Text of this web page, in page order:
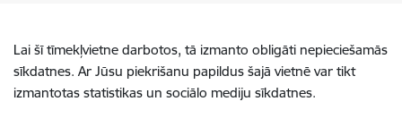
Lai šī tīmekļvietne darbotos, tā izmanto obligāti nepieciešamās
sīkdatnes. Ar Jūsu piekrišanu papildus šajā vietnē var tikt
izmantotas statistikas un sociālo mediju sīkdatnes.